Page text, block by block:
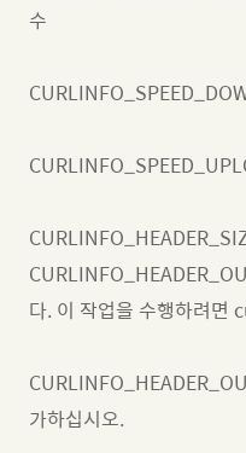
수
다. 이 작업을 수행하려면
가하십시오.